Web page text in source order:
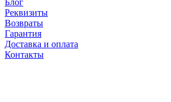
Блог
Реквизиты
Возвраты
Гарантия
Доставка и оплата
Контакты